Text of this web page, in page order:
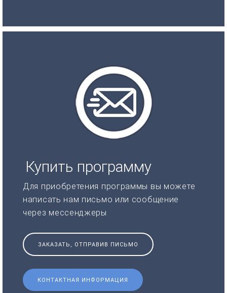
Купить программу
Для приобретения программы вы можете
написать нам письмо или сообщение
через мессенджеры
ЗАКАЗАТЬ, ОТПРАВИВ ПИСЬМО
КОНТАКТНАЯ ИНФОРМАЦИЯ